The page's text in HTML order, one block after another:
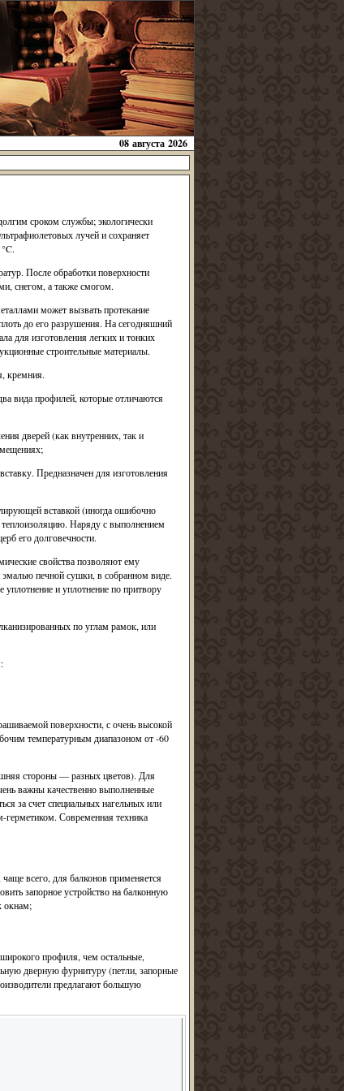
08 августа 2026
сроком службы; экологически
лучей и сохраняет
После обработки поверхности
снегом, а также смогом.
может вызвать протекание
до его разрушения. На сегодняшний
для изготовления легких и тонких
строительные материалы.
кремния.
вида профилей, которые отличаются
дверей (как внутренних, так и
Предназначен для изготовления
вставкой (иногда ошибочно
Наряду с выполнением
его долговечности.
свойства позволяют ему
печной сушки, в собранном виде.
и уплотнение по притвору
по углам рамок, или
поверхности, с очень высокой
температурным диапазоном от -60
стороны — разных цветов). Для
важны качественно выполненные
за счет специальных нагельных или
Современная техника
всего, для балконов применяется
запорное устройство на балконную
окнам;
профиля, чем остальные,
дверную фурнитуру (петли, запорные
предлагают большую